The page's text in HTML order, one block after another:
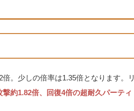
。少しの倍率は1.35倍となります。リ
撃約1.82倍、回復4倍の超耐久パーティ